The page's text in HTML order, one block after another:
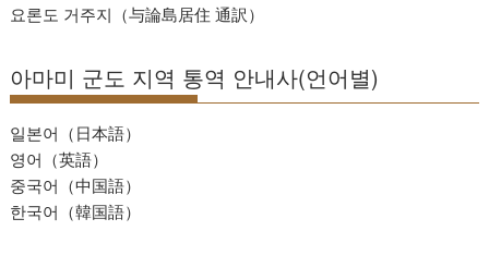
요론도 거주지（与論島居住 通訳）
아마미 군도 지역 통역 안내사(언어별)
일본어（日本語）
영어（英語）
중국어（中国語）
한국어（韓国語）